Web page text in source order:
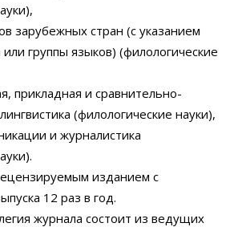
зарубежных стран (с указанием
группы языков) (филологические
прикладная и сравнительно-
(филологические науки),
и журналистика
изданием с
12 раз в год.
журнала состоит из ведущих